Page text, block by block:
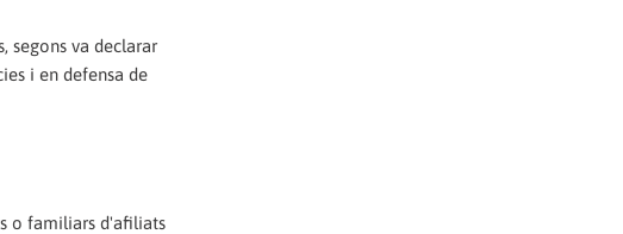
segons va declarar
i en defensa de
o familiars d'afiliats